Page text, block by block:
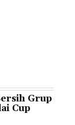
Grup
Cup